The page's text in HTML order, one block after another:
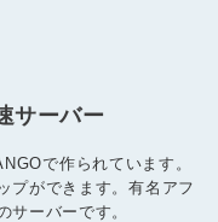
サーバー
で作られています。
プができます。有名アフ
サーバーです。